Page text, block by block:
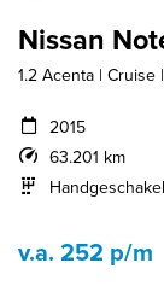
Nissan
1.2 Acenta | Cruise
2015
63.201 km
v.a. 252 p/m